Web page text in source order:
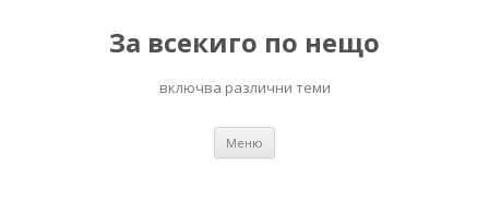
За всекиго по нещо
включва различни теми
Меню